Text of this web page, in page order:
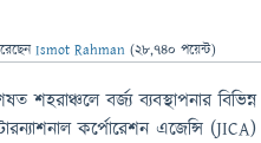
Ismot Rahman (28,740 পয়েন্ট)
শহরাঞ্চলে বর্জ্য ব্যবস্থাপনার
কর্পোরেশন এজেন্সি (JICA)